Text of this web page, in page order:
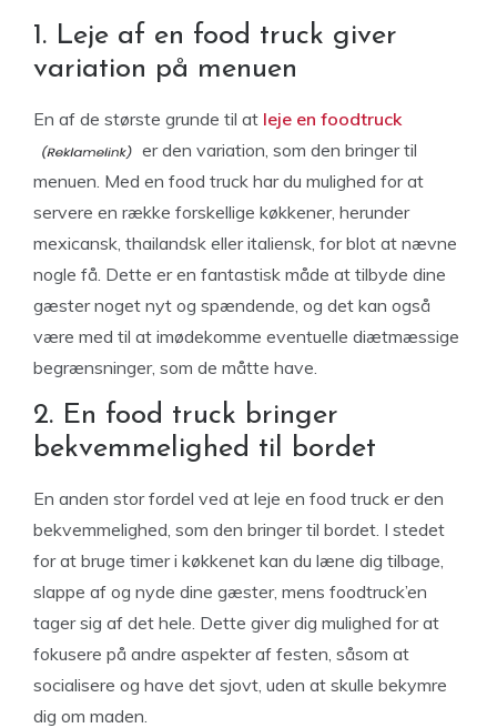
1. Leje af en food truck giver
variation på menuen
En af de største grunde til at leje en foodtruck
er den variation, som den bringer til
menuen. Med en food truck har du mulighed for at
servere en række forskellige køkkener, herunder
mexicansk, thailandsk eller italiensk, for blot at nævne
nogle få. Dette er en fantastisk måde at tilbyde dine
gæster noget nyt og spændende, og det kan også
være med til at imødekomme eventuelle diætmæssige
begrænsninger, som de måtte have.
2. En food truck bringer
bekvemmelighed til bordet
En anden stor fordel ved at leje en food truck er den
bekvemmelighed, som den bringer til bordet. I stedet
for at bruge timer i køkkenet kan du læne dig tilbage,
slappe af og nyde dine gæster, mens foodtruck’en
tager sig af det hele. Dette giver dig mulighed for at
fokusere på andre aspekter af festen, såsom at
socialisere og have det sjovt, uden at skulle bekymre
dig om maden.